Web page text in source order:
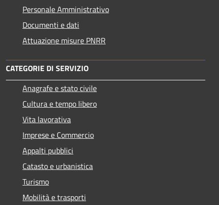
Personale Amministrativo
Documenti e dati
Attuazione misure PNRR
CATEGORIE DI SERVIZIO
Anagrafe e stato civile
Cultura e tempo libero
Vita lavorativa
Imprese e Commercio
Appalti pubblici
Catasto e urbanistica
Turismo
Mobilità e trasporti